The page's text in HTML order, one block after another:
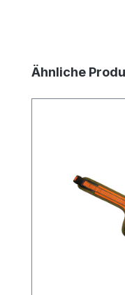
Produktgalerie
Ähnliche